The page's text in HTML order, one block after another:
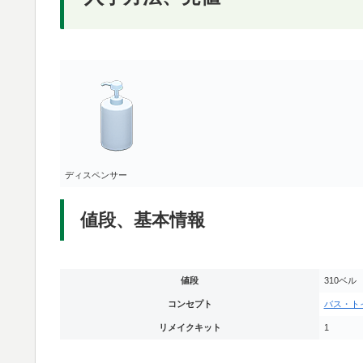
ディスペンサー
値段、基本情報
値段 310ベル
コンセプト バス・ト
リメイクキット 1